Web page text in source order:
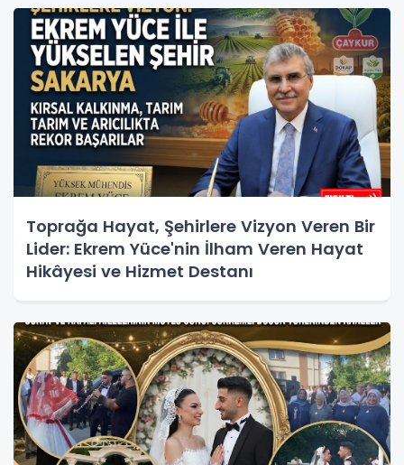
Toprağa Hayat, Şehirlere Vizyon Veren Bir
Lider: Ekrem Yüce'nin İlham Veren Hayat
Hikâyesi ve Hizmet Destanı